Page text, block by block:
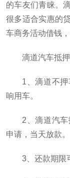
的车友们青睐。
很多适合实惠的
车商务活动借钱
滴道汽车抵
1、滴道不
响用车。
2、滴道汽
申请，当天放款。
3、还款期限